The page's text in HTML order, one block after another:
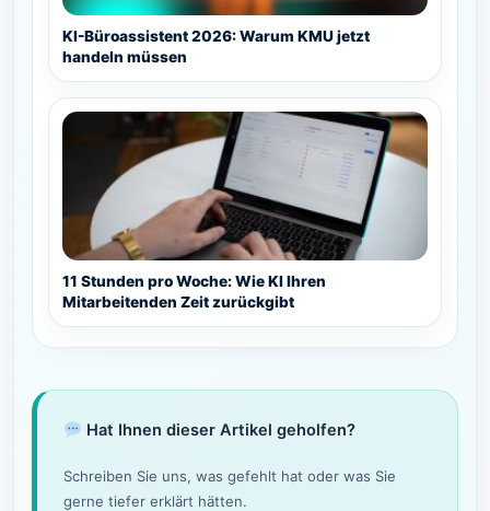
KI-Büroassistent 2026: Warum KMU jetzt
handeln müssen
11 Stunden pro Woche: Wie KI Ihren
Mitarbeitenden Zeit zurückgibt
Hat Ihnen dieser Artikel geholfen?
Schreiben Sie uns, was gefehlt hat oder was Sie
gerne tiefer erklärt hätten.